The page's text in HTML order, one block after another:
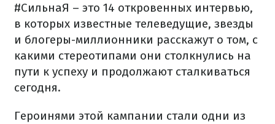
#СильнаЯ – это 14 откровенных интервью,
в которых известные телеведущие, звезды
и блогеры-миллионники расскажут о том, с
какими стереотипами они столкнулись на
пути к успеху и продолжают сталкиваться
сегодня.
Героинями этой кампании стали одни из